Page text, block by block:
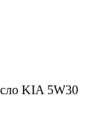
KIA 5W30